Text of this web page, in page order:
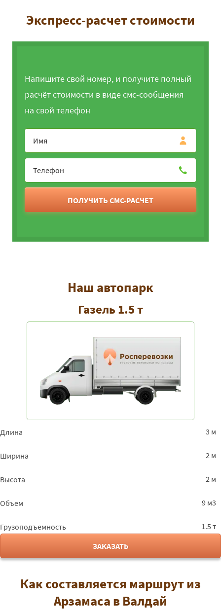
Экспресс-расчет стоимости
Напишите свой номер, и получите полный
расчёт стоимости в виде смс-сообщения
на свой телефон
ПОЛУЧИТЬ СМС-РАСЧЕТ
Наш автопарк
Газель 1.5 т
Длина 3 м
Ширина 2 м
Высота 2 м
Объем 9 м3
Грузоподъемность
1.5 т
ЗАКАЗАТЬ
Как составляется маршрут из
Арзамаса в Валдай